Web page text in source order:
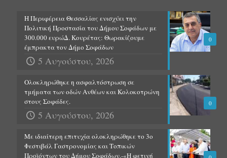
0
Η Περιφέρεια Θεσσαλίας ενισχύει την
Πολιτική Προστασία του Δήμου Σοφάδων με
300.000 ευρώΔ. Κουρέτας: Θωρακίζουμε
έμπρακτα τον Δήμο Σοφάδων
5 Αυγούστου, 2026
0
Ολοκληρώθηκε η ασφαλτόστρωση σε
τμήματα των οδών Ανθέων και Κολοκοτρώνη
στους Σοφάδες.
5 Αυγούστου, 2026
Με ιδιαίτερη επιτυχία ολοκληρώθηκε το 3ο
Φεστιβάλ Γαστρονομίας και Τοπικών
Προϊόντων του Δήμου Σοφάδων.-«Η φετινή